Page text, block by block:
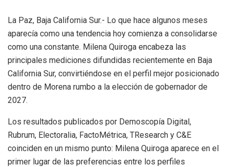
La Paz, Baja California Sur.- Lo que hace algunos meses
aparecía como una tendencia hoy comienza a consolidarse
como una constante. Milena Quiroga encabeza las
principales mediciones difundidas recientemente en Baja
California Sur, convirtiéndose en el perfil mejor posicionado
dentro de Morena rumbo a la elección de gobernador de
2027.
Los resultados publicados por Demoscopía Digital,
Rubrum, Electoralia, FactoMétrica, TResearch y C&E
coinciden en un mismo punto: Milena Quiroga aparece en el
primer lugar de las preferencias entre los perfiles